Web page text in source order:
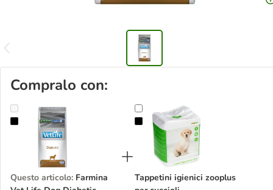
Compralo con:
Farmina Vet Life Dog Diabetic
Questo articolo: Farmina
Tappetini igienici zooplus per
Tappetini igienici zooplus